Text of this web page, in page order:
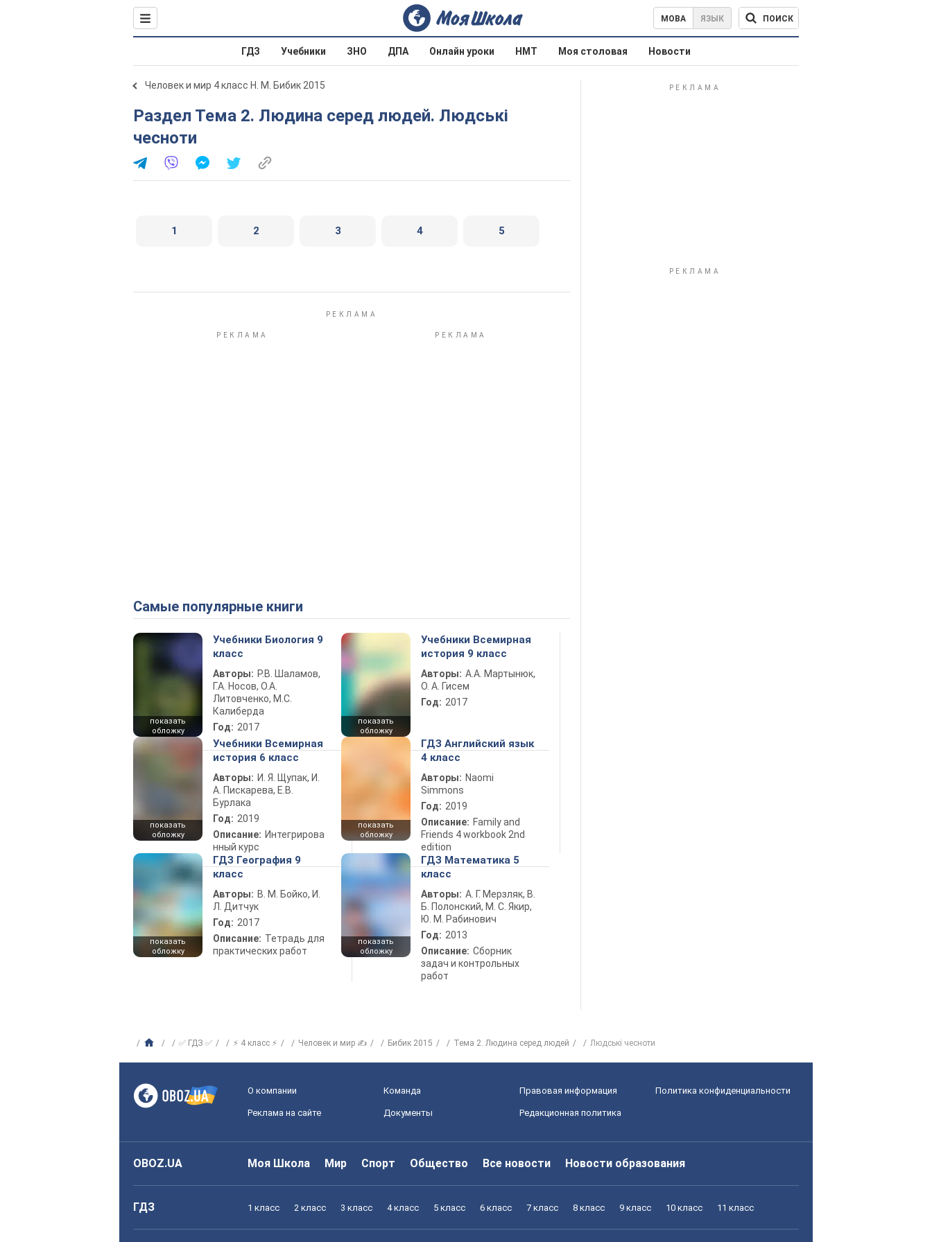
МОВА ЯЗЫК ПОИСК
ГДЗ Учебники ЗНО ДПА Онлайн уроки НМТ Моя столовая Новости
Человек и мир 4 класс Н. М. Бибик 2015
Раздел Тема 2. Людина серед людей. Людські
чесноти
1 2 3 4 5
Самые популярные книги
показать
обложку
Учебники Биология 9
класс
Авторы: Р.В. Шаламов,
Г.А. Носов, О.А.
Литовченко, М.С.
Калиберда
Год: 2017
показать
обложку
Учебники Всемирная
история 9 класс
Авторы: А.А. Мартынюк,
О. А. Гисем
Год: 2017
показать
обложку
Учебники Всемирная
история 6 класс
Авторы: И. Я. Щупак, И.
А. Пискарева, Е.В.
Бурлака
Год: 2019
Описание: Интегрирова
нный курс
показать
обложку
ГДЗ Английский язык
4 класс
Авторы: Naomi
Simmons
Год: 2019
Описание: Family and
Friends 4 workbook 2nd
edition
показать
обложку
ГДЗ География 9
класс
Авторы: В. М. Бойко, И.
Л. Дитчук
Год: 2017
Описание: Тетрадь для
практических работ
показать
обложку
ГДЗ Математика 5
класс
Авторы: А. Г. Мерзляк, В.
Б. Полонский, М. С. Якир,
Ю. М. Рабинович
Год: 2013
Описание: Сборник
задач и контрольных
работ
✅ ГДЗ ✅ ⚡ 4 класс ⚡ Человек и мир ✍ Бибик 2015 Тема 2. Людина серед людей Людські чесноти
О компании Команда Правовая информация Политика конфиденциальности
Реклама на сайте Документы Редакционная политика
OBOZ.UA Моя Школа Мир Спорт Общество Все новости Новости образования
ГДЗ 1 класс 2 класс 3 класс 4 класс 5 класс 6 класс 7 класс 8 класс 9 класс 10 класс 11 класс